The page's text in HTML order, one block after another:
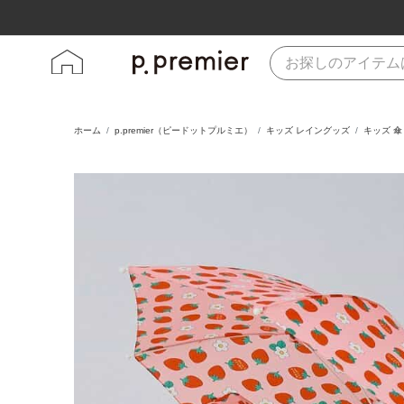
ホーム p.premier（ピードットプルミエ） キッズ レイングッズ キッズ 傘